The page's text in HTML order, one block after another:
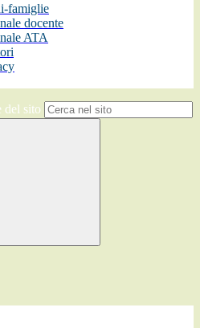
famiglie
docente
ATA
del sito